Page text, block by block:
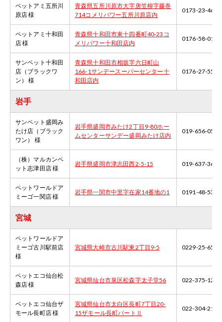
ペットアミ五所川
原店 様
青森県五所川原市大字唐笠柳字藤巻
714コメリパワー五所川原店内
0173-23-4648
ペットアミ十和田
店 様
青森県十和田市東十四番町40-23コ
メリパワー十和田店内
0176-58-0188
サンペット十和田
店（ブラックワ
ン） 様
青森県十和田市相坂字六日町山
166-1サンデースーパーセンター十
和田店内
0176-27-5540
岩手
サンペット盛岡み
たけ店（ブラック
ワン） 様
岩手県盛岡市みたけ2丁目9-80ホー
ムセンターサンデー盛岡みたけ店内
019-656-0520
（株）マルカンペ
ット志津田店 様
岩手県盛岡市津志田西2-5-15 019-637-3663
ペットワールドア
ミーゴ一関店 様
岩手県一関市中里字在家14番地の1 0191-48-5344
宮城
ペットワールドア
ミーゴ古川駅前店
様
宮城県大崎市古川駅東2丁目9-5 0229-25-6595
ペットエコ仙台松
森店 様
宮城県仙台市泉区松森字太子堂56 022-375-1281
ペットエコ仙台ザ
モール長町店 様
宮城県仙台市太白区長町7丁目20-
15ザモール長町パートⅡ
022-304-2112